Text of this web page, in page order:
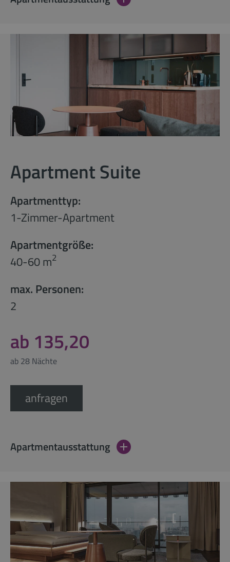
Apartment Suite
Apartmenttyp:
1-Zimmer-Apartment
Apartmentgröße:
40-60 m2
max. Personen:
2
ab 135,20
ab 28 Nächte
anfragen
Apartmentausstattung